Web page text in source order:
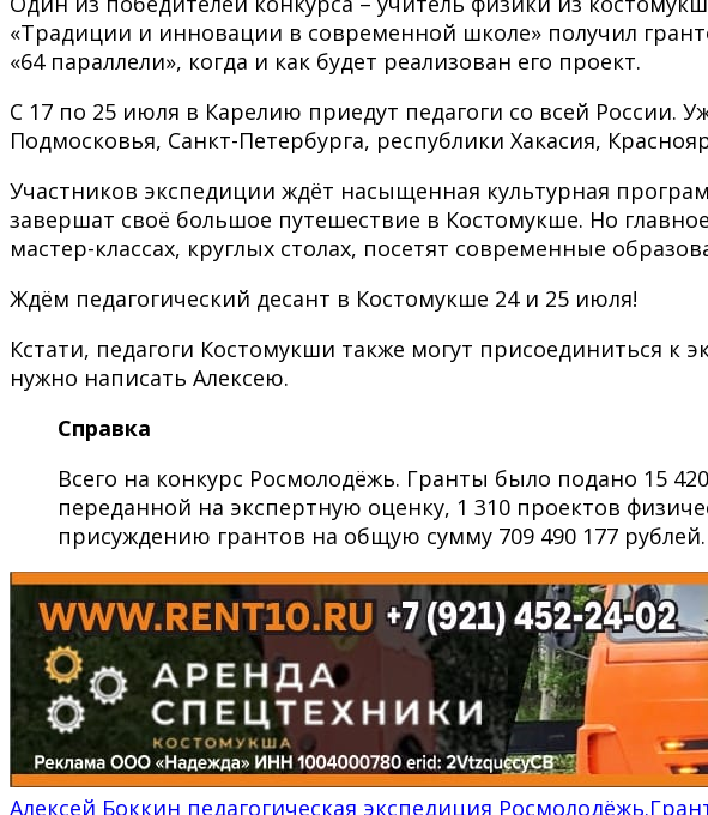
«Традиции и инновации в современной школе» получил
«64 параллели», когда и как будет реализован его проект.
С 17 по 25 июля в Карелию приедут педагоги со всей России.
Подмосковья, Санкт-Петербурга, республики Хакасия,
Участников экспедиции ждёт насыщенная культурная
завершат своё большое путешествие в Костомукше. Но
мастер-классах, круглых столах, посетят современные
Ждём педагогический десант в Костомукше 24 и 25 июля!
Кстати, педагоги Костомукши также могут присоединиться к
нужно написать Алексею.
Справка
Всего на конкурс Росмолодёжь. Гранты было подано 15
переданной на экспертную оценку, 1 310 проектов
присуждению грантов на общую сумму 709 490 177 рублей.
Алексей Боккин педагогическая экспедиция